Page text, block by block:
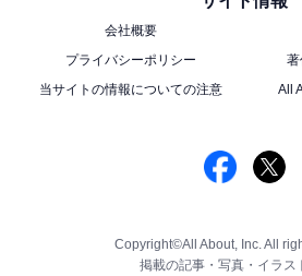
会社概要
プライバシーポリシー
当サイトの情報についての注意
All
Copyright©All About, Inc. All
掲載の記事・写真・イラス